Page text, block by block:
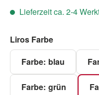
Lieferzeit ca. 2-4
Liros Farbeauswählen
Farbe: blau
Farbe: grün